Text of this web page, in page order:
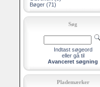
Bøger (71)
Søg
Indtast søgeord
eller gå til
Avanceret søgning
Plademærker